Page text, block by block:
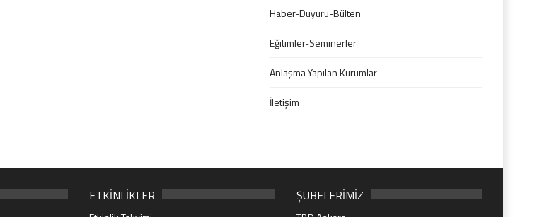
Haber-Duyuru-Bülten
Eğitimler-Seminerler
Anlaşma Yapılan Kurumlar
İletişim
ETKİNLİKLER ŞUBELERİMİZ